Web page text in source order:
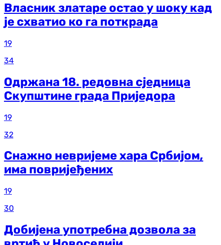
Власник златаре остао у шоку кад
је схватио ко га поткрада
19
34
Одржана 18. редовна сједница
Скупштине града Приједора
19
32
Снажно невријеме хара Србијом,
има повријеђених
19
30
Добијена употребна дозвола за